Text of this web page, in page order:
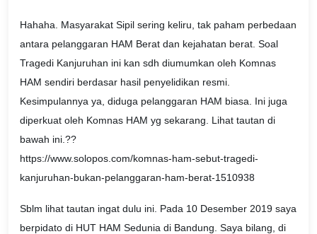
Hahaha. Masyarakat Sipil sering keliru, tak paham perbedaan
antara pelanggaran HAM Berat dan kejahatan berat. Soal
Tragedi Kanjuruhan ini kan sdh diumumkan oleh Komnas
HAM sendiri berdasar hasil penyelidikan resmi.
Kesimpulannya ya, diduga pelanggaran HAM biasa. Ini juga
diperkuat oleh Komnas HAM yg sekarang. Lihat tautan di
bawah ini.??
https://www.solopos.com/komnas-ham-sebut-tragedi-
kanjuruhan-bukan-pelanggaran-ham-berat-1510938
Sblm lihat tautan ingat dulu ini. Pada 10 Desember 2019 saya
berpidato di HUT HAM Sedunia di Bandung. Saya bilang, di